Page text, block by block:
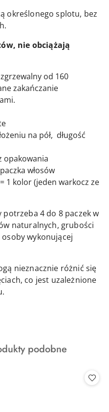
określonego splotu, bez
nie obciążają
od 160
zakańczanie
na pół, długość
opakowania
włosów
1 kolor (jeden warkocz ze
potrzeba 4 do 8 paczek w
naturalnych, grubości
wykonującej
nieznacznie różnić się
co jest uzależnione
podobne